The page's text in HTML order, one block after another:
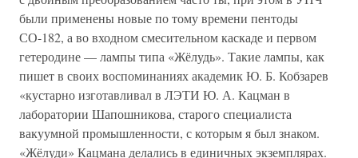
были применены новые по тому времени пентоды
СО-182, а во входном смесительном каскаде и первом
гетеродине — лампы типа «Жёлудь». Такие лампы, как
пишет в своих воспоминаниях академик Ю. Б. Кобзарев
«кустарно изготавливал в ЛЭТИ Ю. А. Кацман в
лаборатории Шапошникова, старого специалиста
вакуумной промышленности, с которым я был знаком.
«Жёлуди» Кацмана делались в единичных экземплярах.